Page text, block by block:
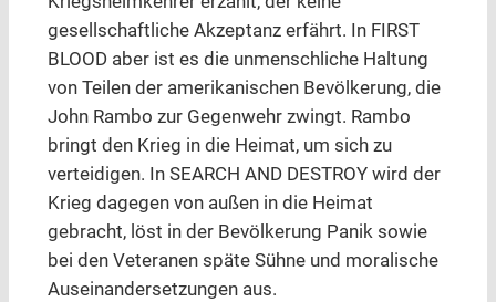
gesellschaftliche Akzeptanz erfährt. In FIRST
BLOOD aber ist es die unmenschliche Haltung
von Teilen der amerikanischen Bevölkerung, die
John Rambo zur Gegenwehr zwingt. Rambo
bringt den Krieg in die Heimat, um sich zu
verteidigen. In SEARCH AND DESTROY wird der
Krieg dagegen von außen in die Heimat
gebracht, löst in der Bevölkerung Panik sowie
bei den Veteranen späte Sühne und moralische
Auseinandersetzungen aus.